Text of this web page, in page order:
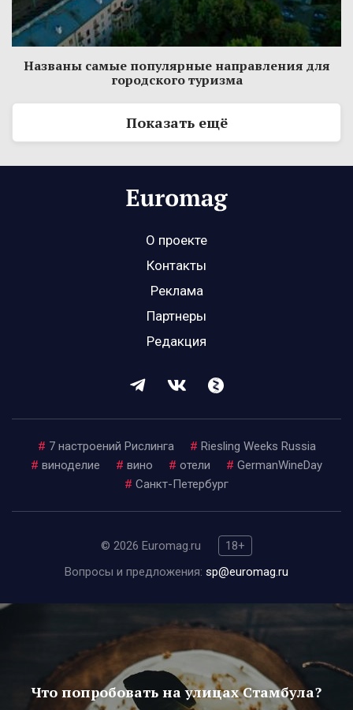
Названы самые популярные направления для
городского туризма
Показать ещё
О проекте
Контакты
Реклама
Партнеры
Редакция
# 7 настроений Рислинга # Riesling Weeks Russia
# виноделие # вино # отели # GermanWineDay
# Санкт-Петербург
© 2026 Euromag.ru
18+
Вопросы и предложения: sp@euromag.ru
Что попробовать на улицах Стамбула?